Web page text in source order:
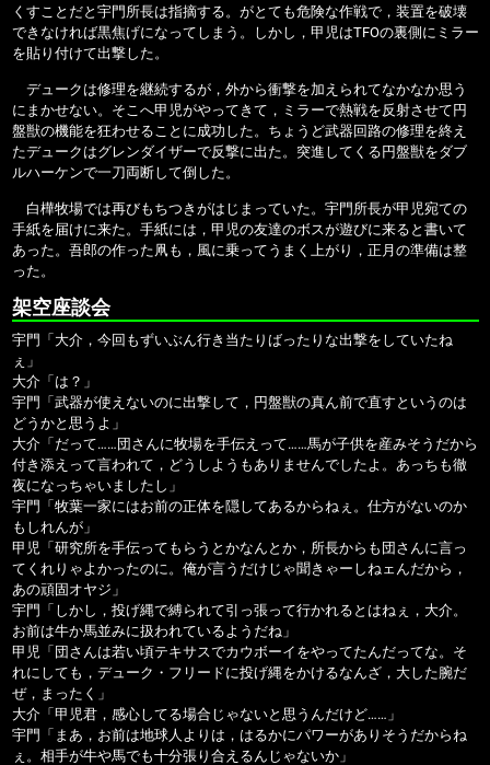
くすことだと宇門所長は指摘する。がとても危険な作戦で，装置を破壊
できなければ黒焦げになってしまう。しかし，甲児はTFOの裏側にミラー
を貼り付けて出撃した。
デュークは修理を継続するが，外から衝撃を加えられてなかなか思う
にまかせない。そこへ甲児がやってきて，ミラーで熱戦を反射させて円
盤獣の機能を狂わせることに成功した。ちょうど武器回路の修理を終え
たデュークはグレンダイザーで反撃に出た。突進してくる円盤獣をダブ
ルハーケンで一刀両断して倒した。
白樺牧場では再びもちつきがはじまっていた。宇門所長が甲児宛ての
手紙を届けに来た。手紙には，甲児の友達のボスが遊びに来ると書いて
あった。吾郎の作った凧も，風に乗ってうまく上がり，正月の準備は整
った。
架空座談会
宇門「大介，今回もずいぶん行き当たりばったりな出撃をしていたね
ぇ」
大介「は？」
宇門「武器が使えないのに出撃して，円盤獣の真ん前で直すというのは
どうかと思うよ」
大介「だって……団さんに牧場を手伝えって……馬が子供を産みそうだから
付き添えって言われて，どうしようもありませんでしたよ。あっちも徹
夜になっちゃいましたし」
宇門「牧葉一家にはお前の正体を隠してあるからねぇ。仕方がないのか
もしれんが」
甲児「研究所を手伝ってもらうとかなんとか，所長からも団さんに言っ
てくれりゃよかったのに。俺が言うだけじゃ聞きゃーしねェんだから，
あの頑固オヤジ」
宇門「しかし，投げ縄で縛られて引っ張って行かれるとはねぇ，大介。
お前は牛か馬並みに扱われているようだね」
甲児「団さんは若い頃テキサスでカウボーイをやってたんだってな。そ
れにしても，デューク・フリードに投げ縄をかけるなんざ，大した腕だ
ぜ，まったく」
大介「甲児君，感心してる場合じゃないと思うんだけど……」
宇門「まあ，お前は地球人よりは，はるかにパワーがありそうだからね
ぇ。相手が牛や馬でも十分張り合えるんじゃないか」